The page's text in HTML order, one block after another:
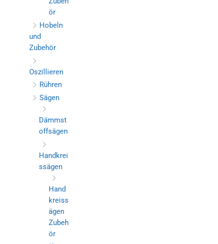
ör
Hobeln
und
Zubehör
Oszillieren
Rühren
Sägen
Dämmst
offsägen
Handkrei
ssägen
Hand
kreiss
ägen
Zubeh
ör